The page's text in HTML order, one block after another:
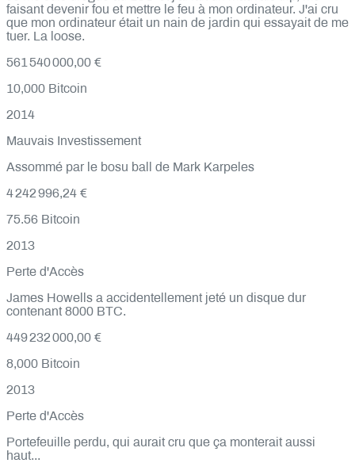
faisant devenir fou et mettre le feu à mon ordinateur. J'ai cru
que mon ordinateur était un nain de jardin qui essayait de me
tuer. La loose.
561 540 000,00 €
10,000 Bitcoin
2014
Mauvais Investissement
Assommé par le bosu ball de Mark Karpeles
4 242 996,24 €
75.56 Bitcoin
2013
Perte d'Accès
James Howells a accidentellement jeté un disque dur
contenant 8000 BTC.
449 232 000,00 €
8,000 Bitcoin
2013
Perte d'Accès
Portefeuille perdu, qui aurait cru que ça monterait aussi
haut...